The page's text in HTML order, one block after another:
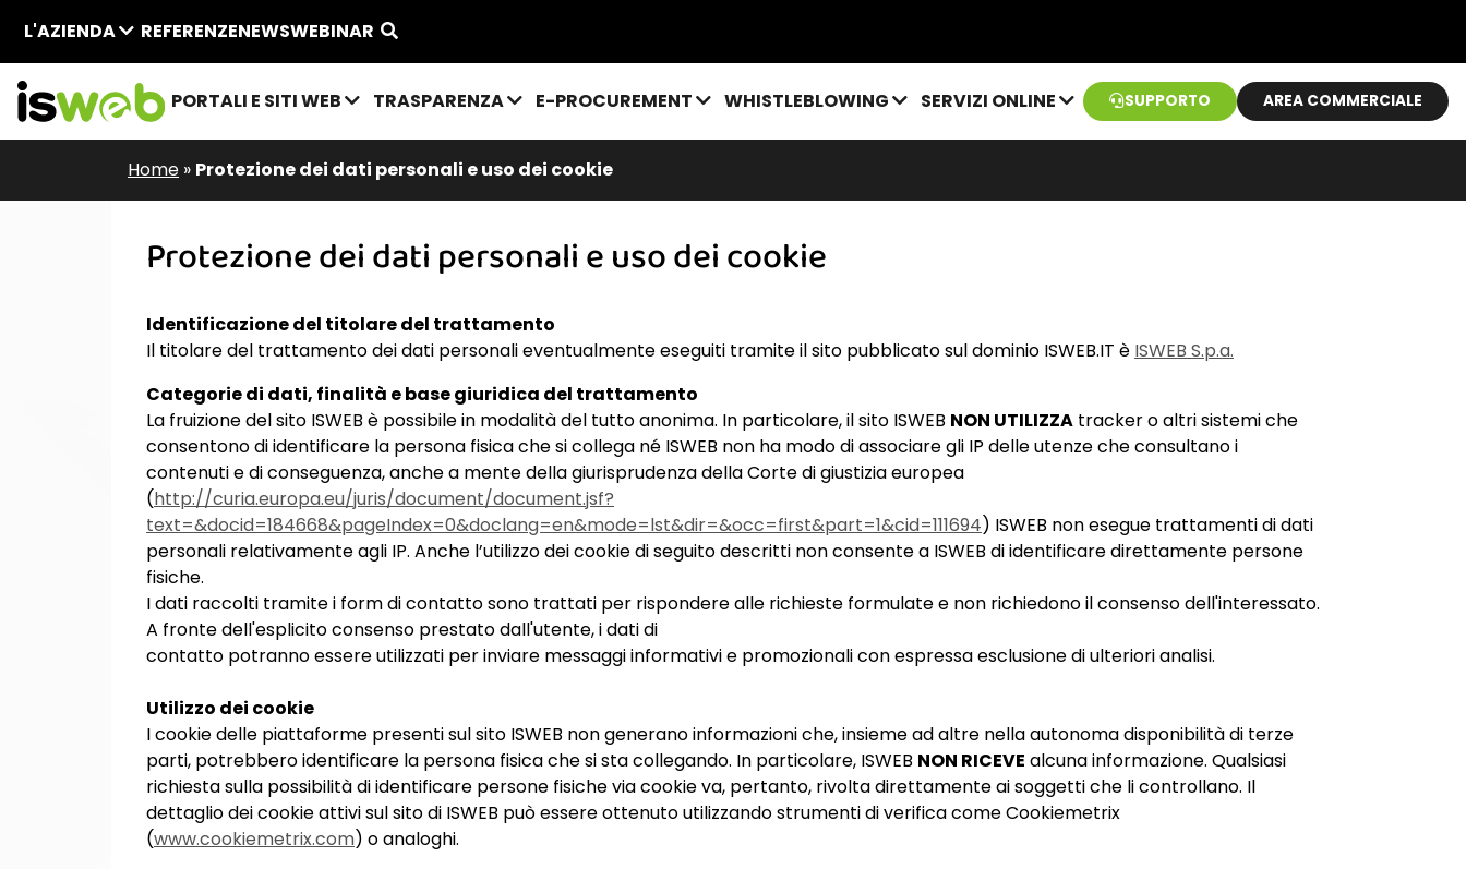
L'AZIENDA REFERENZENEWSWEBINAR
PORTALI E SITI WEB TRASPARENZA E-PROCUREMENT WHISTLEBLOWING SERVIZI ONLINE SUPPORTO AREA COMMERCIALE
Home » Protezione dei dati personali e uso dei cookie
Protezione dei dati personali e uso dei cookie
Identificazione del titolare del trattamento
Il titolare del trattamento dei dati personali eventualmente eseguiti tramite il sito pubblicato sul dominio ISWEB.IT è ISWEB S.p.a.
Categorie di dati, finalità e base giuridica del trattamento
La fruizione del sito ISWEB è possibile in modalità del tutto anonima. In particolare, il sito ISWEB NON UTILIZZA tracker o altri sistemi che
consentono di identificare la persona fisica che si collega né ISWEB non ha modo di associare gli IP delle utenze che consultano i
contenuti e di conseguenza, anche a mente della giurisprudenza della Corte di giustizia europea
(http://curia.europa.eu/juris/document/document.jsf?
text=&docid=184668&pageIndex=0&doclang=en&mode=lst&dir=&occ=first&part=1&cid=111694) ISWEB non esegue trattamenti di dati
personali relativamente agli IP. Anche l’utilizzo dei cookie di seguito descritti non consente a ISWEB di identificare direttamente persone
fisiche.
I dati raccolti tramite i form di contatto sono trattati per rispondere alle richieste formulate e non richiedono il consenso dell'interessato.
A fronte dell'esplicito consenso prestato dall'utente, i dati di
contatto potranno essere utilizzati per inviare messaggi informativi e promozionali con espressa esclusione di ulteriori analisi.
Utilizzo dei cookie
I cookie delle piattaforme presenti sul sito ISWEB non generano informazioni che, insieme ad altre nella autonoma disponibilità di terze
parti, potrebbero identificare la persona fisica che si sta collegando. In particolare, ISWEB NON RICEVE alcuna informazione. Qualsiasi
richiesta sulla possibilità di identificare persone fisiche via cookie va, pertanto, rivolta direttamente ai soggetti che li controllano. Il
dettaglio dei cookie attivi sul sito di ISWEB può essere ottenuto utilizzando strumenti di verifica come Cookiemetrix
(www.cookiemetrix.com) o analoghi.